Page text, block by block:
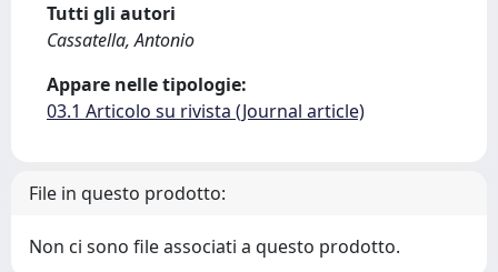
Tutti gli autori
Cassatella, Antonio
Appare nelle tipologie:
03.1 Articolo su rivista (Journal article)
File in questo prodotto:
Non ci sono file associati a questo prodotto.